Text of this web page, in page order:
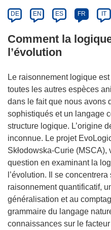
DE EN ES FR IT
Comment la
l’évolution
Le raisonnement logique
toutes les autres espèces
dans le fait que nous avons
sophistiqués et un langage
structure logique. L’origine
inconnue. Le projet
Skłodowska-Curie (MSCA),
question en examinant la
l’évolution. Il se
raisonnement quantificatif,
généralisation et au
grammaire du langage
connaissances sur le